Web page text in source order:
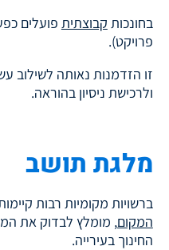
בחונכות קבוצתית
פרויקט).
זו הזדמנות נאותה לשילוב
ולרכישת ניסיון בהוראה.
מלגת תושב
ברשויות מקומיות רבות
המקום, מומלץ לבדוק את
החינוך בעירייה.